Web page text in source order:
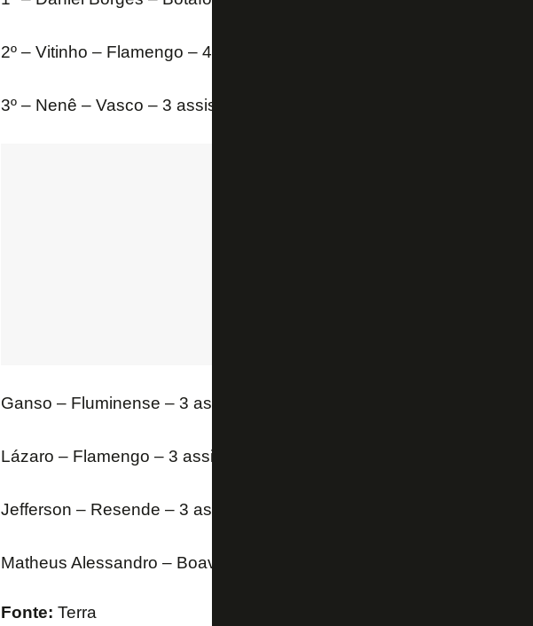
2º – Vitinho – Flamengo – 4 assistências
3º – Nenê – Vasco – 3 assistências
Ganso – Fluminense – 3 assistências
Lázaro – Flamengo – 3 assistências
Jefferson – Resende – 3 assistências
Matheus Alessandro – Boavista – 3 assistências
Fonte: Terra